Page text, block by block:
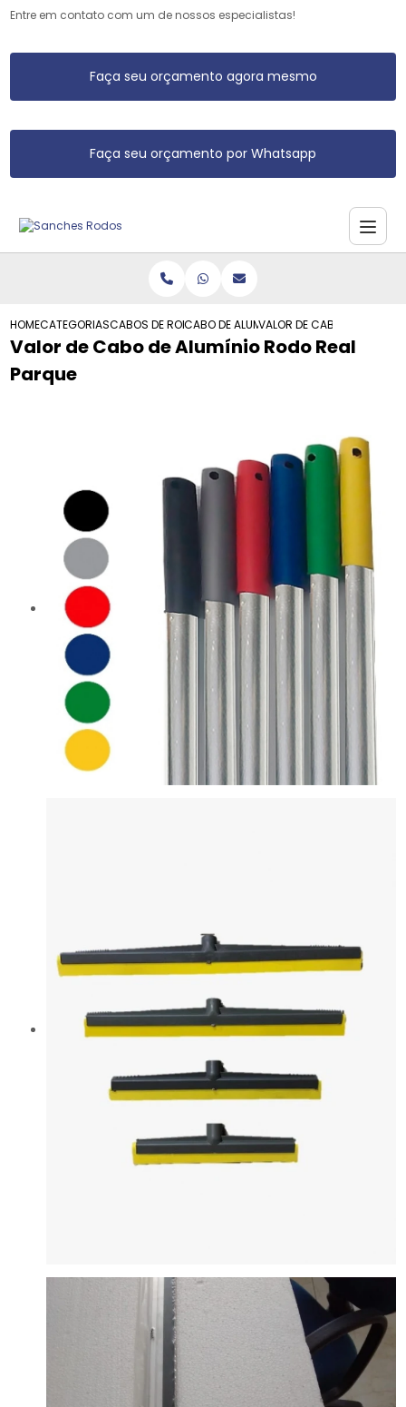
Entre em contato com um de nossos especialistas!
Faça seu orçamento agora mesmo
Faça seu orçamento por Whatsapp
HOMECATEGORIASCABOS DE RODO DE ALUMINIO
CABO DE ALUMINIO PARA RODO
VALOR DE CABO DE
Valor de Cabo de Alumínio Rodo Real
Parque